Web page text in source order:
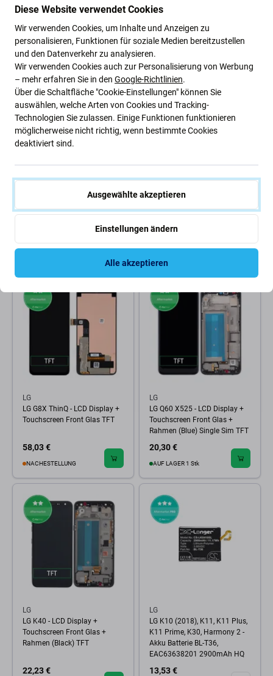
Touchscreen Front Glas TFT
7,05 €
AUF LAGER 3 Stk
Ladestecker Ladebuchse PCB
3,96 € 9,66 €
LG G8s ThinQ - LCD Display +
LG
LG K40 - Ladestecker
3,85 €
LG
LG G8X ThinQ - LCD Display +
Touchscreen Front Glas TFT
58,03 €
NACHESTELLUNG
LG
LG Q60 X525 - LCD Display +
Touchscreen Front Glas +
Rahmen (Blue) Single Sim TFT
20,30 €
AUF LAGER 1 Stk
LG
LG K40 - LCD Display +
Touchscreen Front Glas +
Rahmen (Black) TFT
22,23 €
LG
LG K10 (2018), K11, K11 Plus,
K11 Prime, K30, Harmony 2 -
Akku Batterie BL-T36,
EAC63638201 2900mAh HQ
13,53 €
Diese Website verwendet Cookies
Wir verwenden Cookies, um Inhalte und Anzeigen zu
personalisieren, Funktionen für soziale Medien bereitzustellen
und den Datenverkehr zu analysieren.
Wir verwenden Cookies auch zur Personalisierung von Werbung
– mehr erfahren Sie in den Google-Richtlinien.
Über die Schaltfläche "Cookie-Einstellungen" können Sie
auswählen, welche Arten von Cookies und Tracking-
Technologien Sie zulassen. Einige Funktionen funktionieren
möglicherweise nicht richtig, wenn bestimmte Cookies
deaktiviert sind.
Ausgewählte akzeptieren
Einstellungen ändern
Alle akzeptieren